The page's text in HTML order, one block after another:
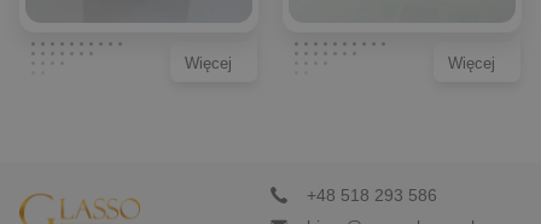
Więcej Więcej
+48 518 293 586